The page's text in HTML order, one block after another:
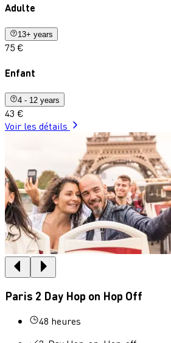
Adulte
13+ years
75 €
Enfant
4 - 12 years
43 €
Voir les détails
Paris 2 Day Hop on Hop Off
48 heures